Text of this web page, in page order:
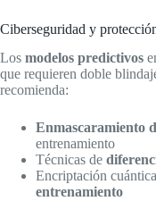
Ciberseguridad y
Los modelos predictivos
que requieren doble
recomienda:
Enmascaramiento
entrenamiento
Técnicas de
Encriptación
entrenamiento